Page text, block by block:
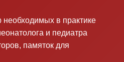
необходимых в практике
и педиатра
памяток для